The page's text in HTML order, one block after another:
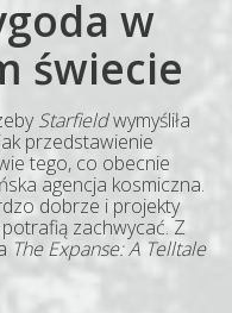
w
świecie
Starfieldwymyśliła
przedstawienie
tego, co obecnie
agencja kosmiczna.
dobrze i projekty
zachwycać. Z
The Expanse: A Telltale